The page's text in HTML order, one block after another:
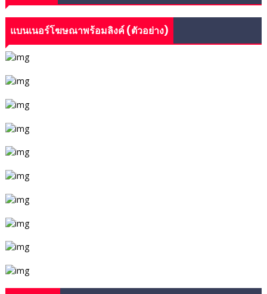
แบนเนอร์โฆษณาพร้อมลิงค์ (ตัวอย่าง)